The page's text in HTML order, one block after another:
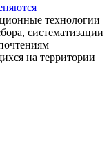
технологии
систематизации
на территории